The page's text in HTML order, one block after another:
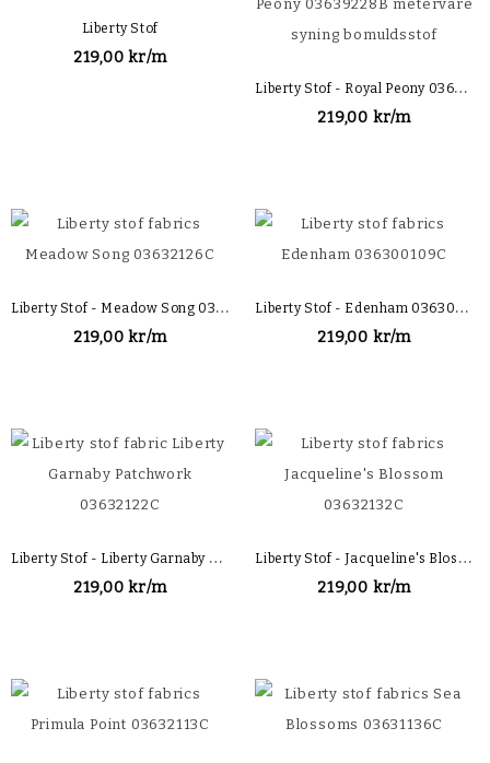
Liberty Stof
219,00 kr/m
L
Iberty Stof - Royal Peony 03639228B
219,00 kr/m
L
Iberty Stof - Meadow Song 03632126C
219,00 kr/m
L
Iberty Stof - Edenham 036300109C
219,00 kr/m
L
Iberty Stof - Liberty Garnaby Patchwork 03632122C
219,00 kr/m
L
Iberty Stof - Jacqueline's Blossom 03632132C
219,00 kr/m